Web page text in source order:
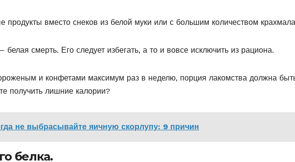
продукты вместо снеков из белой муки или с большим количеством
белая смерть. Его следует избегать, а то и вовсе исключить из рациона.
и конфетами максимум раз в неделю, порция лакомства должна
получить лишние калории?
не выбрасывайте яичную скорлупу: 9 причин
белка.